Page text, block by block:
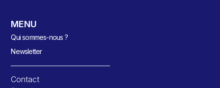
MENU
Qui sommes-nous ?
Newsletter
Contact